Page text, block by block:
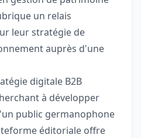
un relais
leur stratégie de
auprès d'une
digitale B2B
à développer
public germanophone
éditoriale offre